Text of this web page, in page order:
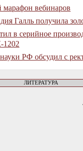
вебинаров
Галль получила
в серийное
1202
РФ обсудил с
ЛИТЕРАТУРА